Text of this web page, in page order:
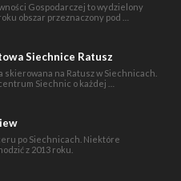
Gospodarczej to wydzielony
obszar przeznaczony pod …
Siechnice Ratusz
na Ratusz w Siechnicach.
Siechnic o każdej …
po Siechnicach. Niektóre
z 2013 roku.